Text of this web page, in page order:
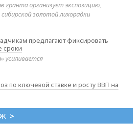
гранта организует экспозицию,
золотой лихорадки
предлагают фиксировать
сроки
усиливается
по ключевой ставке и росту ВВП на
>